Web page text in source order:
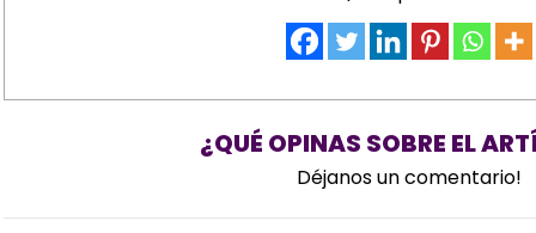
¿QUÉ OPINAS SOBRE EL
Déjanos un comentario!